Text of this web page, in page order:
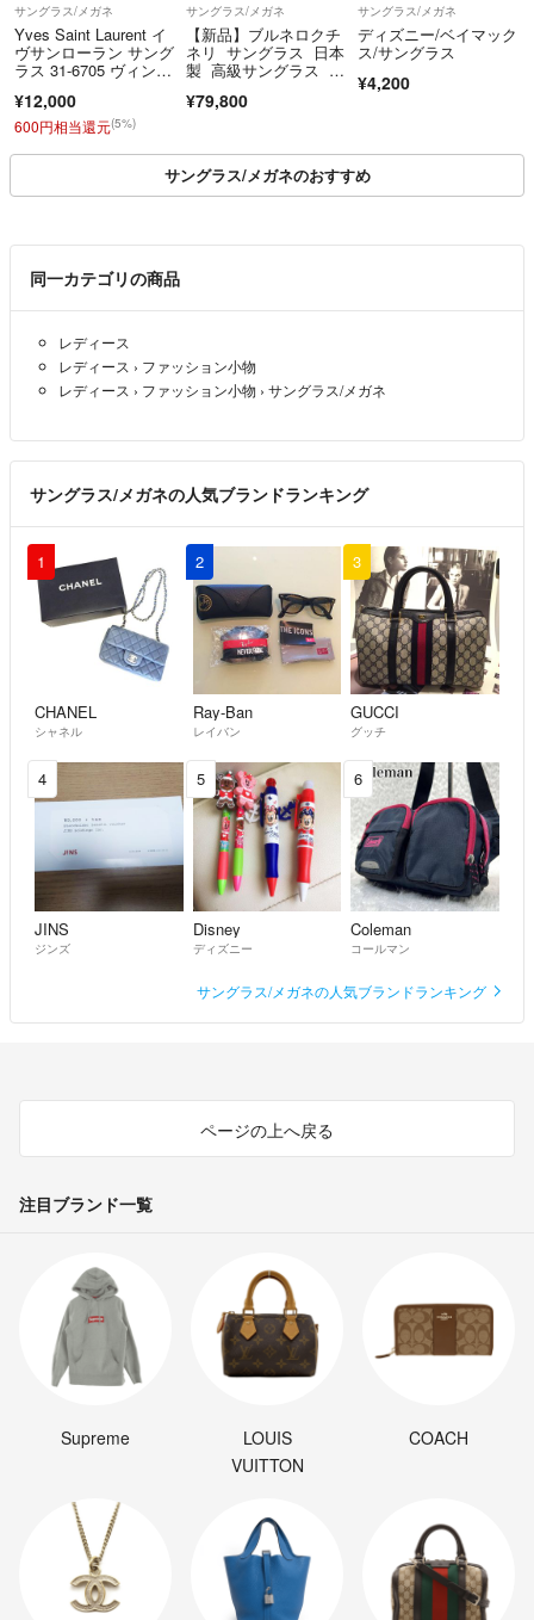
サングラス/メガネ
Yves Saint Laurent イ
ヴサンローラン サング
ラス 31-6705 ヴィンテ
ド
¥12,000
600円相当還元(5%)
サングラス/メガネ
【新品】ブルネロクチ
ネリ サングラス 日本
製 高級サングラス オ
¥79,800
サングラス/メガネ
ディズニー/ベイマック
ス/サングラス
¥4,200
サングラス/メガネのおすすめ
同一カテゴリの商品
レディース
レディース › ファッション小物
レディース › ファッション小物 › サングラス/メガネ
サングラス/メガネの人気ブランドランキング
1
CHANEL
シャネル
2
Ray-Ban
レイバン
3
GUCCI
グッチ
4
JINS
ジンズ
5
Disney
ディズニー
6
Coleman
コールマン
サングラス/メガネの人気ブランドランキング
ページの上へ戻る
注目ブランド一覧
Supreme
LOUIS
VUITTON
COACH